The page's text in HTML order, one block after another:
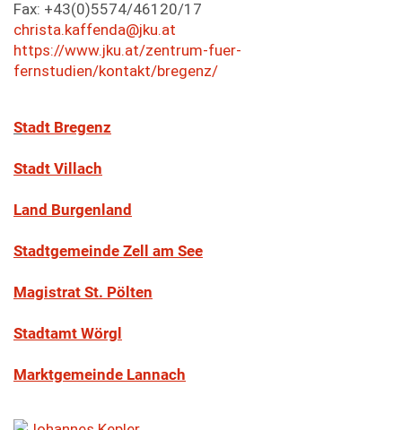
Fax: +43(0)5574/46120/17
christa.kaffenda@jku.at
https://www.jku.at/zentrum-fuer-
fernstudien/kontakt/bregenz/
Stadt Bregenz
Stadt Villach
Land Burgenland
Stadtgemeinde Zell am See
Magistrat St. Pölten
Stadtamt Wörgl
Marktgemeinde Lannach